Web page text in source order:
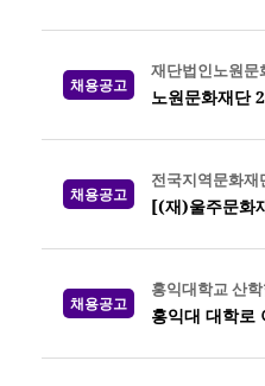
채용공고
재단법인노원문
노원문화재단
채용공고
전국지역문화재
[(재)울주문화
채용공고
홍익대학교 산
홍익대 대학로